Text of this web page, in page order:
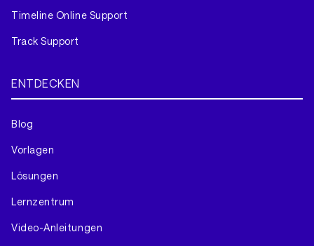
Timeline Online Support
Track Support
ENTDECKEN
Blog
Vorlagen
Lösungen
Lernzentrum
Video-Anleitungen